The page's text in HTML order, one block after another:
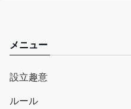
メニュー
設立趣意
ルール